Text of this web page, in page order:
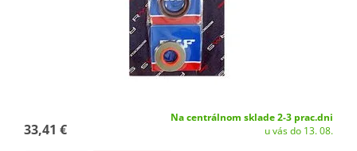
33,41 €
Na centrálnom sklade 2-3 prac.dni
u vás do 13. 08.